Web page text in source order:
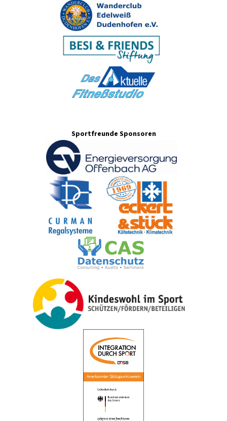
Sportfreunde Sponsoren